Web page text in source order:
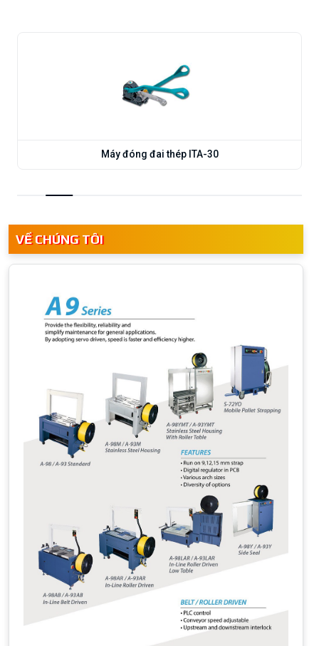
VỀ CHÚNG TÔI
Máy đóng đai thép ITA-30